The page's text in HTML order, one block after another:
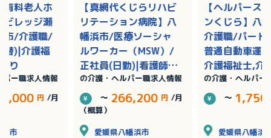
【真網代くじらリハビ
リテーション病院】八
幡浜市/医療ソーシャ
ルワーカー（MSW）/
正社員(日勤)|看護師,
社会福祉士/賞与あり
の介護・ヘルパー職求人情報
～ 266,200 円 /月
（概算）
愛媛県八幡浜市
【ヘルパース
ンくじら】八
介護職/パート
普通自動車運
介護福祉士,介
初任者研修（
2級）,介護職
研修（ヘルパ
の介護・ヘルパー
～ 1,750
愛媛県八幡浜
有料老人ホ
レッジ瀬
市/介護職/
替)|介護福
り
ー職求人情報
円 /月
市